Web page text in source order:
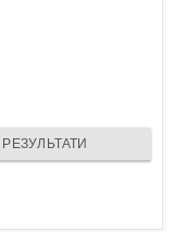
РЕЗУЛЬТАТИ